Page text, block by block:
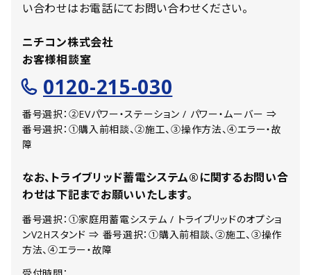
い合わせはお電話にてお問い合わせください。
ニチコン株式会社
お客様相談室
0120-215-030
番号選択：②EVパワー・ステーション / パワー・ムーバー ⇒
番号選択：①購入前相談、②施工、③操作方法、④エラー・故
障
なお、トライブリッド蓄電システム®に関するお問い合
わせは下記までお願いいたします。
番号選択：①家庭用蓄電システム / トライブリッドのオプショ
ンV2Hスタンド ⇒ 番号選択：①購入前相談、②施工、③操作
方法、④エラー・故障